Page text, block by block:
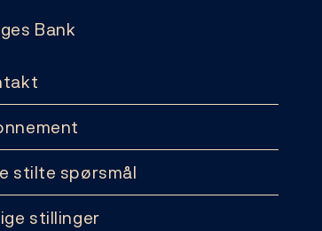
Bank
stilte spørsmål
stillinger